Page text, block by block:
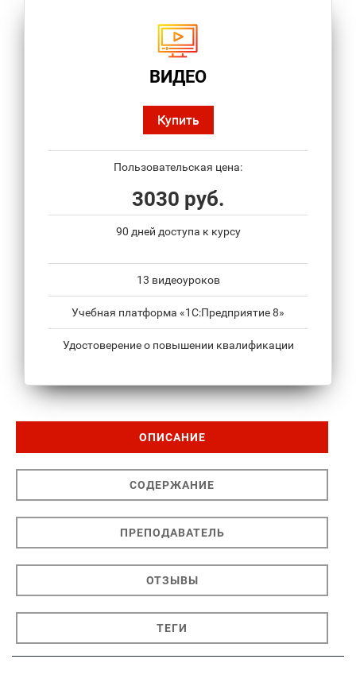
ВИДЕО
Купить
Пользовательская цена:
3030 руб.
90 дней доступа к курсу
13 видеоуроков
Учебная платформа «1С:Предприятие 8»
Удостоверение о повышении квалификации
ОПИСАНИЕ
СОДЕРЖАНИЕ
ПРЕПОДАВАТЕЛЬ
ОТЗЫВЫ
ТЕГИ